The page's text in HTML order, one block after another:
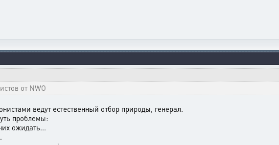
от NWO
ведут естественный отбор природы, генерал.
проблемы:
ожидать...